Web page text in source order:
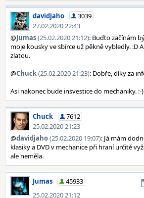
davidjaho
3039
27.02.2020 22:43
@Jumas(25.02.2020 21:12): Buďto začínám
moje kousky ve sbírce už pěkně vybledly. :D
zlatou.
@Chuck(25.02.2020 21:23): Dobře, díky za
Asi nakonec bude insvestice do mechaniky. :-)
Chuck
7612
25.02.2020 21:23
@davidjaho(25.02.2020 19:07): Já mám
klasiky a DVD v mechanice při hraní určitě
ale neměla.
Jumas
45933
25.02.2020 21:12